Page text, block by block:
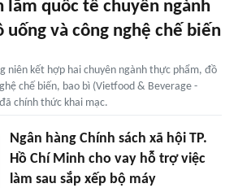
lãm quốc tế chuyên ngành
và công nghệ chế biến
niên kết hợp hai chuyên ngành thực phẩm, đồ
chế biến, bao bì (Vietfood & Beverage -
chính thức khai mạc.
Ngân hàng Chính sách xã hội TP.
Hồ Chí Minh cho vay hỗ trợ việc
làm sau sắp xếp bộ máy